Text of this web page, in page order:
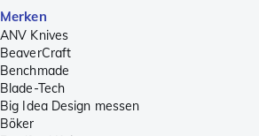
Merken
ANV Knives
BeaverCraft
Benchmade
Blade-Tech
Big Idea Design messen
Böker